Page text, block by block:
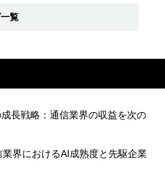
覧
長戦略：通信業界の収益を次の
業界におけるAI成熟度と先駆企業